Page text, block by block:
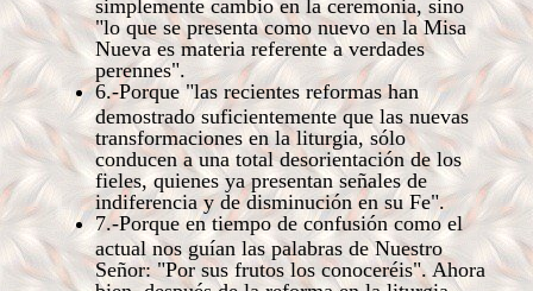
simplemente cambio en la ceremonia, sino
"lo que se presenta como nuevo en la Misa
Nueva es materia referente a verdades
perennes".
6.-Porque "las recientes reformas han
demostrado suficientemente que las nuevas
transformaciones en la liturgia, sólo
conducen a una total desorientación de los
fieles, quienes ya presentan señales de
indiferencia y de disminución en su Fe".
7.-Porque en tiempo de confusión como el
actual nos guían las palabras de Nuestro
Señor: "Por sus frutos los conoceréis". Ahora